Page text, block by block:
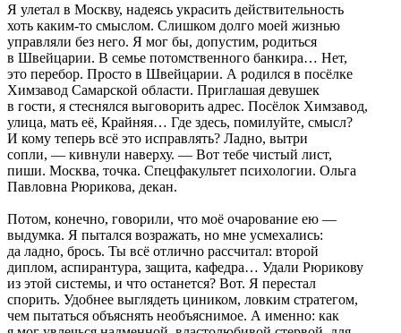
Я улетал в Москву, надеясь украсить действительность
хоть каким-то смыслом. Слишком долго моей жизнью
управляли без него. Я мог бы, допустим, родиться
в Швейцарии. В семье потомственного банкира… Нет,
это перебор. Просто в Швейцарии. А родился в посёлке
Химзавод Самарской области. Приглашая девушек
в гости, я стеснялся выговорить адрес. Посёлок Химзавод,
улица, мать её, Крайняя… Где здесь, помилуйте, смысл?
И кому теперь всё это исправлять? Ладно, вытри
сопли, — кивнули наверху. — Вот тебе чистый лист,
пиши. Москва, точка. Спецфакультет психологии. Ольга
Павловна Рюрикова, декан.
Потом, конечно, говорили, что моё очарование ею —
выдумка. Я пытался возражать, но мне усмехались:
да ладно, брось. Ты всё отлично рассчитал: второй
диплом, аспирантура, защита, кафедра… Удали Рюрикову
из этой системы, и что останется? Вот. Я перестал
спорить. Удобнее выглядеть циником, ловким стратегом,
чем пытаться объяснять необъяснимое. А именно: как